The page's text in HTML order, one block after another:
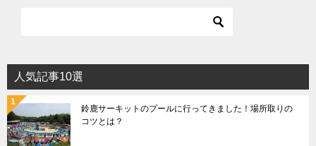
人気記事10選
鈴鹿サーキットのプールに行ってきました！場所取りの
コツとは？